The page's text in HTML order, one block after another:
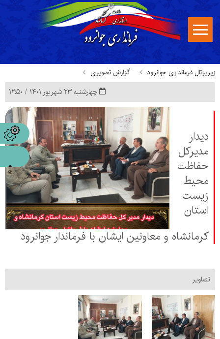
زیرپرتال فرمانداری جوانرود گزارش تصویری
چهارشنبه ۲۳ شهریور ۱۴۰۱ / ۱۲:۵۰
دیدار
مدیرکل
حفاظت
محیط
زیست
استان
کرمانشاه و معاونین ایشان با فرماندار جوانرود
تصاویر